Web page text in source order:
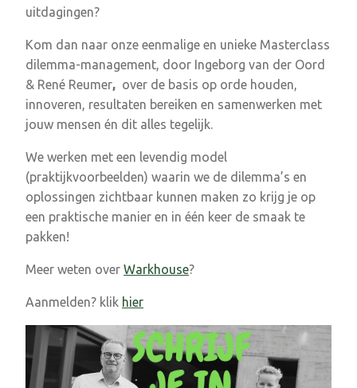
uitdagingen?
Kom dan naar onze eenmalige en unieke Masterclass
dilemma-management, door Ingeborg van der Oord
& René Reumer, over de basis op orde houden,
innoveren, resultaten bereiken en samenwerken met
jouw mensen én dit alles tegelijk.
We werken met een levendig model
(praktijkvoorbeelden) waarin we de dilemma’s en
oplossingen zichtbaar kunnen maken zo krijg je op
een praktische manier en in één keer de smaak te
pakken!
Meer weten over Warkhouse?
Aanmelden? klik hier